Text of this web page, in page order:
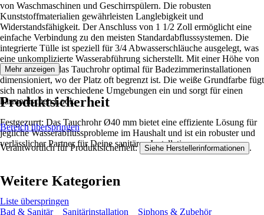
von Waschmaschinen und Geschirrspülern. Die robusten
Kunststoffmaterialien gewährleisten Langlebigkeit und
Widerstandsfähigkeit. Der Anschluss von 1 1/2 Zoll ermöglicht eine
einfache Verbindung zu den meisten Standardabflusssystemen. Die
integrierte Tülle ist speziell für 3/4 Abwasserschläuche ausgelegt, was
eine unkomplizierte Wasserabführung sicherstellt. Mit einer Höhe von
ca. 250 mm ist das Tauchrohr optimal für Badezimmerinstallationen
dimensioniert, wo der Platz oft begrenzt ist. Die weiße Grundfarbe fügt
sich nahtlos in verschiedene Umgebungen ein und sorgt für einen
harmonischen Look.
Festgezurrt: Das Tauchrohr Ø40 mm bietet eine effiziente Lösung für
jegliche Wasserabflussprobleme im Haushalt und ist ein robuster und
verlässlicher Partner für Deine sanitären Installationen.
Mehr anzeigen
Produktsicherheit
Bereich überspringen
Verantwortlich für Produktsicherheit: Siehe Herstellerinformationen .
Weitere Kategorien
Liste überspringen
Bad & Sanitär
Sanitärinstallation Siphons & Zubehör